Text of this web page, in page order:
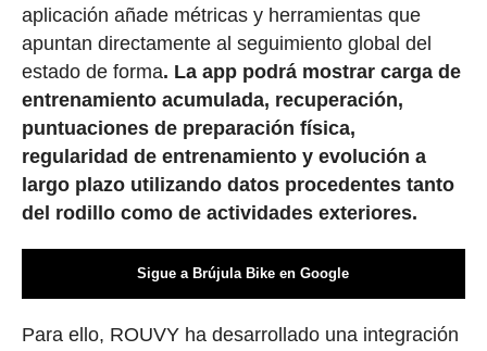
aplicación añade métricas y herramientas que
apuntan directamente al seguimiento global del
estado de forma. La app podrá mostrar carga de
entrenamiento acumulada, recuperación,
puntuaciones de preparación física,
regularidad de entrenamiento y evolución a
largo plazo utilizando datos procedentes tanto
del rodillo como de actividades exteriores.
Sigue a Brújula Bike en Google
Para ello, ROUVY ha desarrollado una integración